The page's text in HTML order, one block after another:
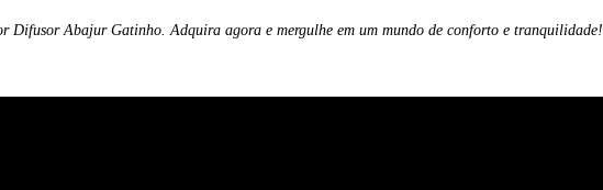
Difusor Abajur Gatinho. Adquira agora e mergulhe em um mundo de conforto e tranquilidade!